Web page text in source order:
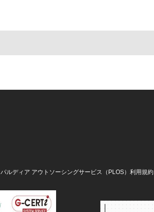
パルディア アウトソーシングサービス（PLOS）利用規約